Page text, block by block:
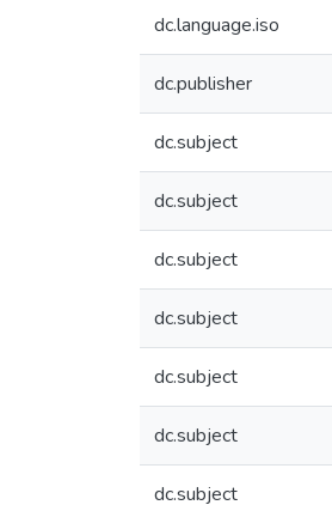
dc.language.iso
dc.publisher
dc.subject
dc.subject
dc.subject
dc.subject
dc.subject
dc.subject
dc.subject